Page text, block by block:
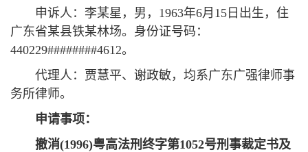
申诉人：李某星，男，1963年6月15日出生，住
广东省某县铁某林场。身份证号码：
440229########4612。
代理人：贾慧平、谢政敏，均系广东广强律师事
务所律师。
申请事项：
撤消(1996)粤高法刑终字第1052号刑事裁定书及